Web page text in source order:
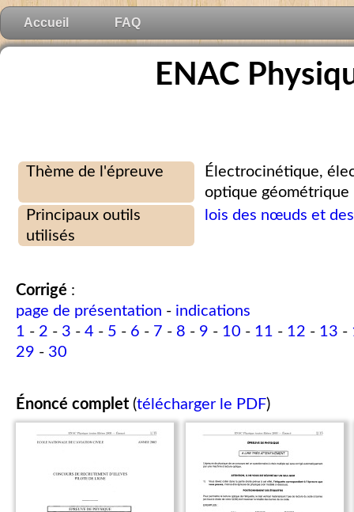
Accueil FAQ
ENAC
Thème de l'épreuve
Électrocinétique,
optique géométrique
Principaux outils
utilisés
lois des nœuds et
Corrigé :
page de présentation - indications
1 - 2 - 3 - 4 - 5 - 6 - 7 - 8 - 9 - 10 - 11 - 12 - 13 -
29 - 30
Énoncé complet (télécharger le PDF)